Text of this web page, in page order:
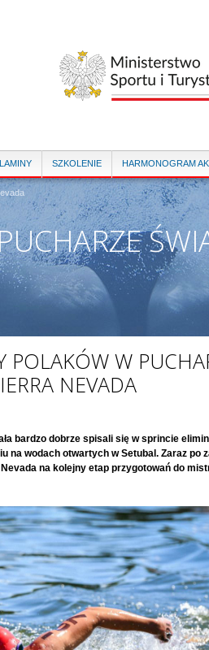
SZKOLENIE HARMONOGRAM
POLAKÓW W
NEVADA
bardzo dobrze spisali się w sprincie
na wodach otwartych w Setubal. Zaraz po
na kolejny etap przygotowań do